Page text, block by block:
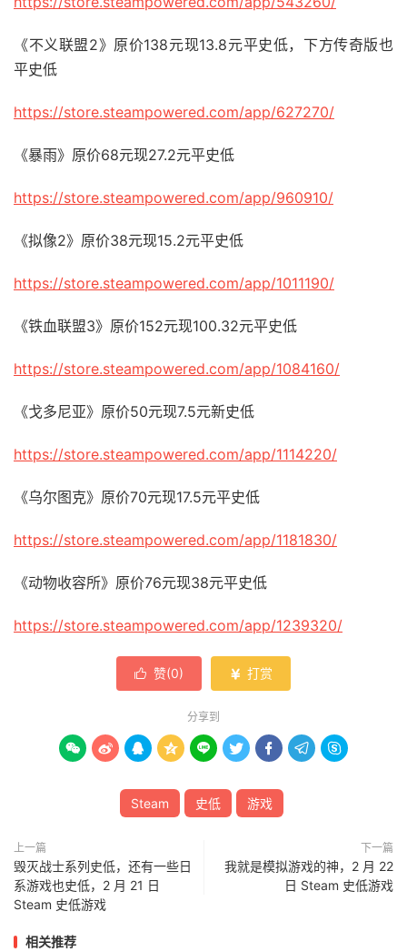
《不义联盟2》原价138元现13.8元平史低，下方传奇版也
平史低
https://store.steampowered.com/app/627270/
《暴雨》原价68元现27.2元平史低
https://store.steampowered.com/app/960910/
《拟像2》原价38元现15.2元平史低
https://store.steampowered.com/app/1011190/
《铁血联盟3》原价152元现100.32元平史低
https://store.steampowered.com/app/1084160/
《戈多尼亚》原价50元现7.5元新史低
https://store.steampowered.com/app/1114220/
《乌尔图克》原价70元现17.5元平史低
https://store.steampowered.com/app/1181830/
《动物收容所》原价76元现38元平史低
https://store.steampowered.com/app/1239320/
 赞(0)  打赏
分享到
        
Steam 史低 游戏
上一篇
毁灭战士系列史低，还有一些日
系游戏也史低，2 月 21 日
Steam 史低游戏
下一篇
我就是模拟游戏的神，2 月 22
日 Steam 史低游戏
相关推荐